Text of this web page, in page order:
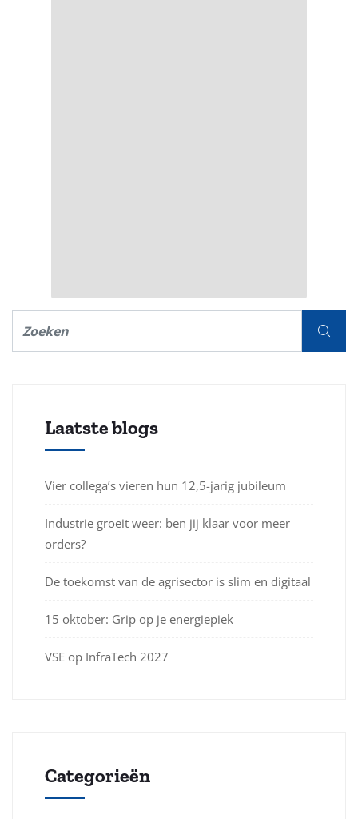
Laatste blogs
Vier collega’s vieren hun 12,5-jarig jubileum
Industrie groeit weer: ben jij klaar voor meer
orders?
De toekomst van de agrisector is slim en digitaal
15 oktober: Grip op je energiepiek
VSE op InfraTech 2027
Categorieën